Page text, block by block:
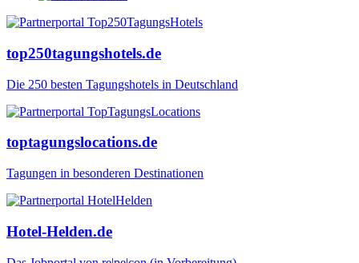
top250tagungshotels.de
Die 250 besten Tagungshotels in Deutschland
toptagungslocations.de
Tagungen in besonderen Destinationen
Hotel-Helden.de